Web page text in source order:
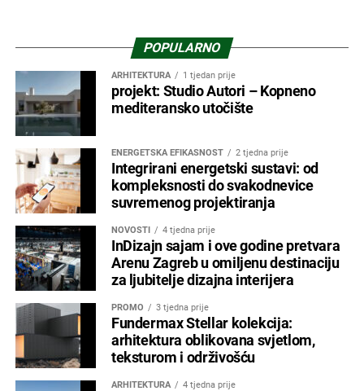
POPULARNO
ARHITEKTURA 1 tjedan prije
projekt: Studio Autori – Kopneno
mediteransko utočište
ENERGETSKA EFIKASNOST 2 tjedna prije
Integrirani energetski sustavi: od
kompleksnosti do svakodnevice
suvremenog projektiranja
NOVOSTI 4 tjedna prije
InDizajn sajam i ove godine pretvara
Arenu Zagreb u omiljenu destinaciju
za ljubitelje dizajna interijera
PROMO 3 tjedna prije
Fundermax Stellar kolekcija:
arhitektura oblikovana svjetlom,
teksturom i održivošću
ARHITEKTURA 4 tjedna prije